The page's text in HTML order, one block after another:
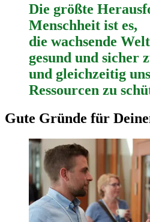
Die größte
Menschheit ist es,
die wachsende
gesund und sicher
und gleichzeitig
Ressourcen zu
Gute Gründe für